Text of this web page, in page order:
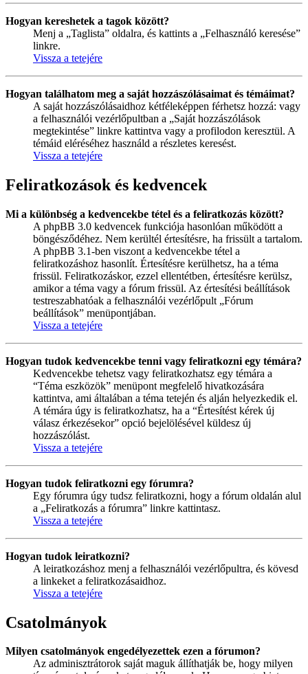
Hogyan kereshetek a tagok között?
Menj a „Taglista” oldalra, és kattints a „Felhasználó keresése”
linkre.
Vissza a tetejére
Hogyan találhatom meg a saját hozzászólásaimat és témáimat?
A saját hozzászólásaidhoz kétféleképpen férhetsz hozzá: vagy
a felhasználói vezérlőpultban a „Saját hozzászólások
megtekintése” linkre kattintva vagy a profilodon keresztül. A
témáid eléréséhez használd a részletes keresést.
Vissza a tetejére
Feliratkozások és kedvencek
Mi a különbség a kedvencekbe tétel és a feliratkozás között?
A phpBB 3.0 kedvencek funkciója hasonlóan működött a
böngésződéhez. Nem kerültél értesítésre, ha frissült a tartalom.
A phpBB 3.1-ben viszont a kedvencekbe tétel a
feliratkozáshoz hasonlít. Értesítésre kerülhetsz, ha a téma
frissül. Feliratkozáskor, ezzel ellentétben, értesítésre kerülsz,
amikor a téma vagy a fórum frissül. Az értesítési beállítások
testreszabhatóak a felhasználói vezérlőpult „Fórum
beállítások” menüpontjában.
Vissza a tetejére
Hogyan tudok kedvencekbe tenni vagy feliratkozni egy témára?
Kedvencekbe tehetsz vagy feliratkozhatsz egy témára a
“Téma eszközök” menüpont megfelelő hivatkozására
kattintva, ami általában a téma tetején és alján helyezkedik el.
A témára úgy is feliratkozhatsz, ha a “Értesítést kérek új
válasz érkezésekor” opció bejelölésével küldesz új
hozzászólást.
Vissza a tetejére
Hogyan tudok feliratkozni egy fórumra?
Egy fórumra úgy tudsz feliratkozni, hogy a fórum oldalán alul
a „Feliratkozás a fórumra” linkre kattintasz.
Vissza a tetejére
Hogyan tudok leiratkozni?
A leiratkozáshoz menj a felhasználói vezérlőpultra, és kövesd
a linkeket a feliratkozásaidhoz.
Vissza a tetejére
Csatolmányok
Milyen csatolmányok engedélyezettek ezen a fórumon?
Az adminisztrátorok saját maguk állíthatják be, hogy milyen